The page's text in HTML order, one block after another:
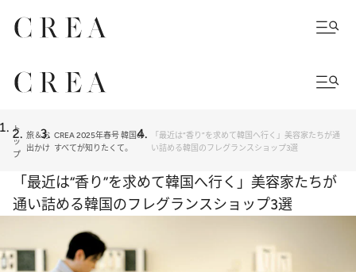
ト
ッ
プ
旅＆お
出かけ
CREA 2025年春号 韓国の
すべてが知りたくて。
「最近は“香り”を求めて韓国へ行く」美容家たちが通
い詰める韓国のフレグランスショップ3選
「最近は“香り”を求めて韓国へ行く」美容家たちが
通い詰める韓国のフレグランスショップ3選